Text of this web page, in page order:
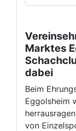
Marktes
dabei
Beim
Eggolsheim
von